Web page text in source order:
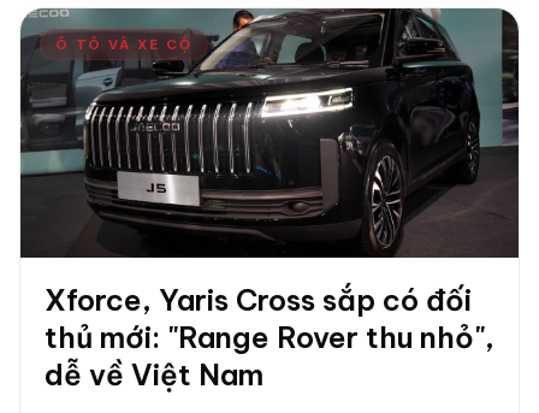
Ô TÔ VÀ XE CỘ
Xforce, Yaris Cross sắp có đối
thủ mới: "Range Rover thu nhỏ",
dễ về Việt Nam